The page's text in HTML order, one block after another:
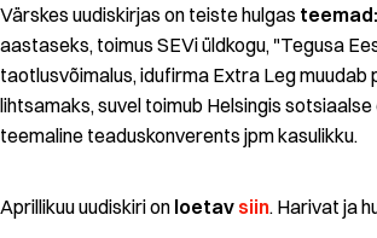
Värskes uudiskirjas on teiste hulgas teemad:
aastaseks, toimus SEVi üldkogu, "Tegusa
taotlusvõimalus, idufirma Extra Leg muudab
lihtsamaks, suvel toimub Helsingis
teemaline teaduskonverents jpm kasulikku.
Aprillikuu uudiskiri on loetav siin. Harivat ja